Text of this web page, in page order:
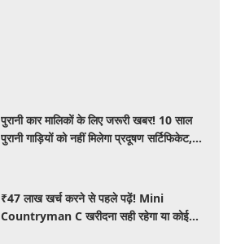
पुरानी कार मालिकों के लिए जरूरी खबर! 10 साल
पुरानी गाड़ियों को नहीं मिलेगा प्रदूषण सर्टिफिकेट,
₹47 लाख खर्च करने से पहले पढ़ें! Mini
Countryman C खरीदना सही रहेगा या कोई